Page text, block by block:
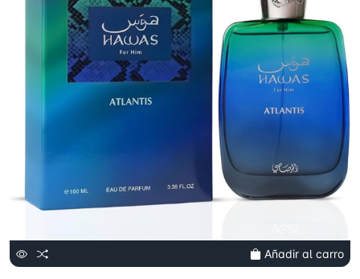
Añadir al carro